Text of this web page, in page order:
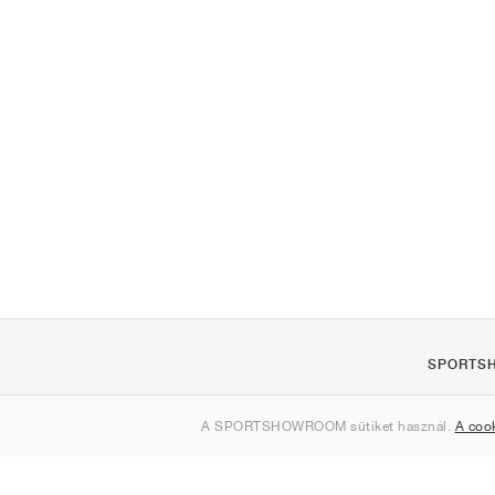
A SPORTSHOWROOM sütiket használ. A
Kapcsolat